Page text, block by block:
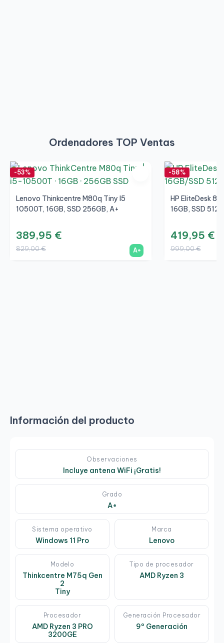
Ordenadores TOP Ventas
-53%
Lenovo Thinkcentre M80q Tiny I5
10500T, 16GB, SSD 256GB, A+
389,95 €
829,00 € A+
-58%
HP EliteDesk
16GB, SSD
419,95 €
999,00 €
Información del producto
Observaciones
Incluye antena WiFi ¡Gratis!
Grado
A+
Sistema operativo
Windows 11 Pro
Marca
Lenovo
Modelo
Thinkcentre M75q Gen
2
Tiny
Tipo de procesador
AMD Ryzen 3
Procesador
AMD Ryzen 3 PRO
3200GE
Generación Procesador
9º Generación